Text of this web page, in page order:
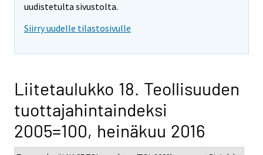
uudistetulta sivustolta.
Siirry uudelle tilastosivulle
Liitetaulukko 18. Teollisuuden
tuottajahintaindeksi
2005=100, heinäkuu 2016